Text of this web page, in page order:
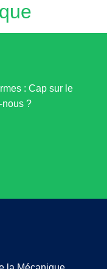
: Cap sur le
nous ?